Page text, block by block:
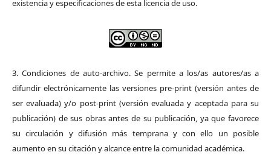
existencia y especificaciones de esta licencia de uso.
3. Condiciones de auto-archivo. Se permite a los/as autores/as a
difundir electrónicamente las versiones pre-print (versión antes de
ser evaluada) y/o post-print (versión evaluada y aceptada para su
publicación) de sus obras antes de su publicación, ya que favorece
su circulación y difusión más temprana y con ello un posible
aumento en su citación y alcance entre la comunidad académica.